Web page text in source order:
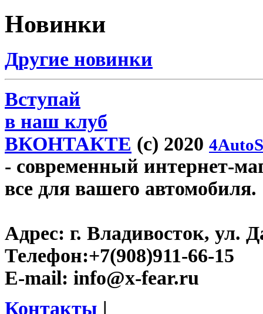
Новинки
Другие новинки
Вступай
в наш клуб
ВКОНТАКТЕ (c) 2020
- современный интернет-
все для вашего автомобиля.
Адрес: г. Владивосток, ул.
Телефон:+7(908)911-66-15
E-mail: info@x-fear.ru
Контакты |